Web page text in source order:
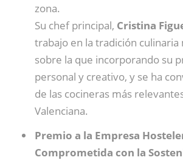
zona.
Su chef principal, Cristina
trabajo en la tradición
sobre la que incorporando su
personal y creativo, y se ha
de las cocineras más
Valenciana.
Premio a la Empresa
Comprometida con la